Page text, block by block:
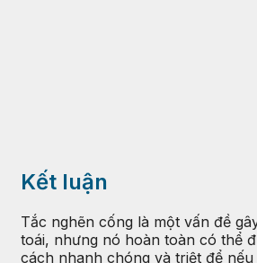
Kết luận
Tắc nghẽn cống là một vấn đề
toái, nhưng nó hoàn toàn có thể
cách nhanh chóng và triệt để